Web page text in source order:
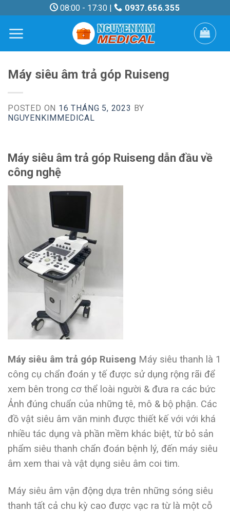
content
08:00 - 17:30 | 0937.656.355
Máy siêu âm trả góp Ruiseng
POSTED ON 16 THÁNG 5, 2023 BY
NGUYENKIMMEDICAL
Máy siêu âm trả góp Ruiseng dẫn đầu về
công nghệ
Máy siêu âm trả góp Ruiseng Máy siêu thanh là 1
công cụ chẩn đoán y tế được sử dụng rộng rãi để
xem bên trong cơ thể loài người & đưa ra các bức
Ảnh đúng chuẩn của những tê, mô & bộ phận. Các
đồ vật siêu âm văn minh được thiết kế với với khá
nhiều tác dụng và phần mềm khác biệt, từ bỏ sản
phẩm siêu thanh chẩn đoán bệnh lý, đến máy siêu
âm xem thai và vật dụng siêu âm coi tim.
Máy siêu âm vận động dựa trên những sóng siêu
thanh tất cả chu kỳ cao được vạc ra từ là một cỗ